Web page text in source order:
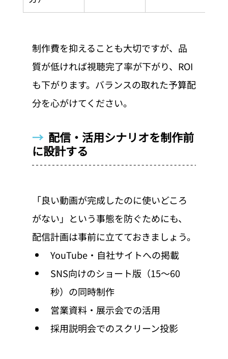
制作費を抑えることも大切ですが、品
質が低ければ視聴完了率が下がり、ROI
も下がります。バランスの取れた予算配
分を心がけてください。
→ 配信・活用シナリオを制作前
に設計する
「良い動画が完成したのに使いどころ
がない」という事態を防ぐためにも、
配信計画は事前に立てておきましょう。
YouTube・自社サイトへの掲載
SNS向けのショート版（15〜60
秒）の同時制作
営業資料・展示会での活用
採用説明会でのスクリーン投影